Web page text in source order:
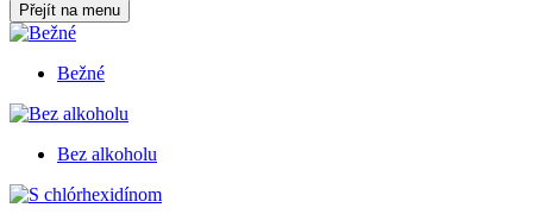
Přejít na menu
Bežné
Bez alkoholu